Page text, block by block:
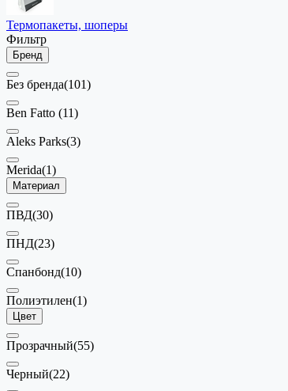
Термопакеты, шоперы
Фильтр
Бренд
Без бренда(101)
Ben Fatto (11)
Aleks Parks(3)
Merida(1)
Материал
ПВД(30)
ПНД(23)
Спанбонд(10)
Полиэтилен(1)
Цвет
Прозрачный(55)
Черный(22)